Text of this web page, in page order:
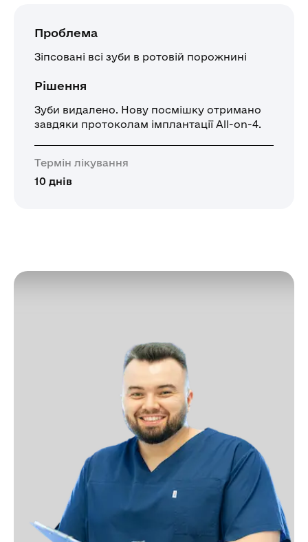
Проблема
Зіпсовані всі зуби в ротовій порожнині
Рішення
Зуби видалено. Нову посмішку отримано
завдяки протоколам імплантації All-on-4.
Термін лікування
10 днів
5